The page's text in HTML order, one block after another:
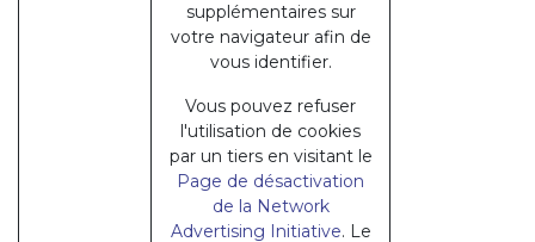
supplémentaires sur
votre navigateur afin de
vous identifier.
Vous pouvez refuser
l'utilisation de cookies
par un tiers en visitant le
Page de désactivation
de la Network
Advertising Initiative. Le